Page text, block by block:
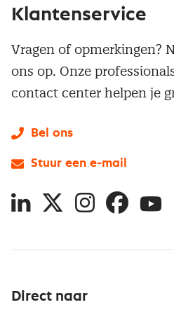
Direct naar
Klantenservice
Vragen of opmerkingen?
ons op. Onze
contact center helpen je
Bel ons
Stuur een e-mail
LinkedIn
X InstagramFacebook